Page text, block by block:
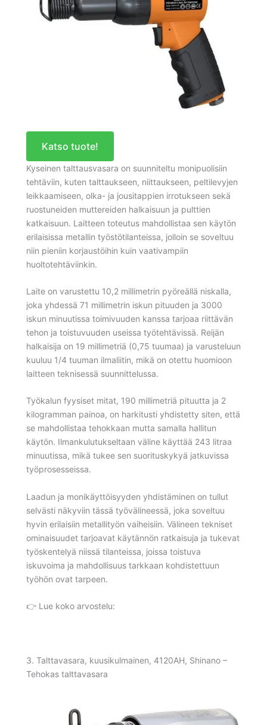
Katso tuote!
Kyseinen talttausvasara on suunniteltu monipuolisiin
tehtäviin, kuten talttaukseen, niittaukseen, peltilevyjen
leikkaamiseen, olka- ja jousitappien irrotukseen sekä
ruostuneiden muttereiden halkaisuun ja pulttien
katkaisuun. Laitteen toteutus mahdollistaa sen käytön
erilaisissa metallin työstötilanteissa, jolloin se soveltuu
niin pieniin korjaustöihin kuin vaativampiin
huoltotehtäviinkin.
Laite on varustettu 10,2 millimetrin pyöreällä niskalla,
joka yhdessä 71 millimetrin iskun pituuden ja 3000
iskun minuutissa toimivuuden kanssa tarjoaa riittävän
tehon ja toistuvuuden useissa työtehtävissä. Reijän
halkaisija on 19 millimetriä (0,75 tuumaa) ja varusteluun
kuuluu 1/4 tuuman ilmaliitin, mikä on otettu huomioon
laitteen teknisessä suunnittelussa.
Työkalun fyysiset mitat, 190 millimetriä pituutta ja 2
kilogramman painoa, on harkitusti yhdistetty siten, että
se mahdollistaa tehokkaan mutta samalla hallitun
käytön. Ilmankulutukseltaan väline käyttää 243 litraa
minuutissa, mikä tukee sen suorituskykyä jatkuvissa
työprosesseissa.
Laadun ja monikäyttöisyyden yhdistäminen on tullut
selvästi näkyviin tässä työvälineessä, joka soveltuu
hyvin erilaisiin metallityön vaiheisiin. Välineen tekniset
ominaisuudet tarjoavat käytännön ratkaisuja ja tukevat
työskentelyä niissä tilanteissa, joissa toistuva
iskuvoima ja mahdollisuus tarkkaan kohdistettuun
työhön ovat tarpeen.
👉 Lue koko arvostelu:
3. Talttavasara, kuusikulmainen, 4120AH, Shinano –
Tehokas talttavasara